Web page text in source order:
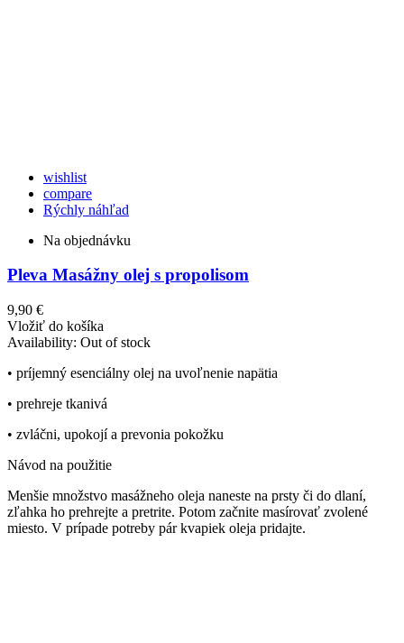
wishlist
compare
Rýchly náhľad
Na objednávku
Pleva Masážny olej s propolisom
9,90 €
Vložiť do košíka
Availability: Out of stock
• príjemný esenciálny olej na uvoľnenie napätia
• prehreje tkanivá
• zvláčni, upokojí a prevonia pokožku
Návod na použitie
Menšie množstvo masážneho oleja naneste na prsty či do dlaní,
zľahka ho prehrejte a pretrite. Potom začnite masírovať zvolené
miesto. V prípade potreby pár kvapiek oleja pridajte.